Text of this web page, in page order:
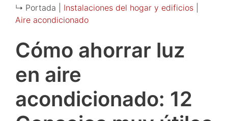
↳ Portada | Instalaciones del hogar y edificios
Aire acondicionado
Cómo ahorrar luz
en aire
acondicionado: 12